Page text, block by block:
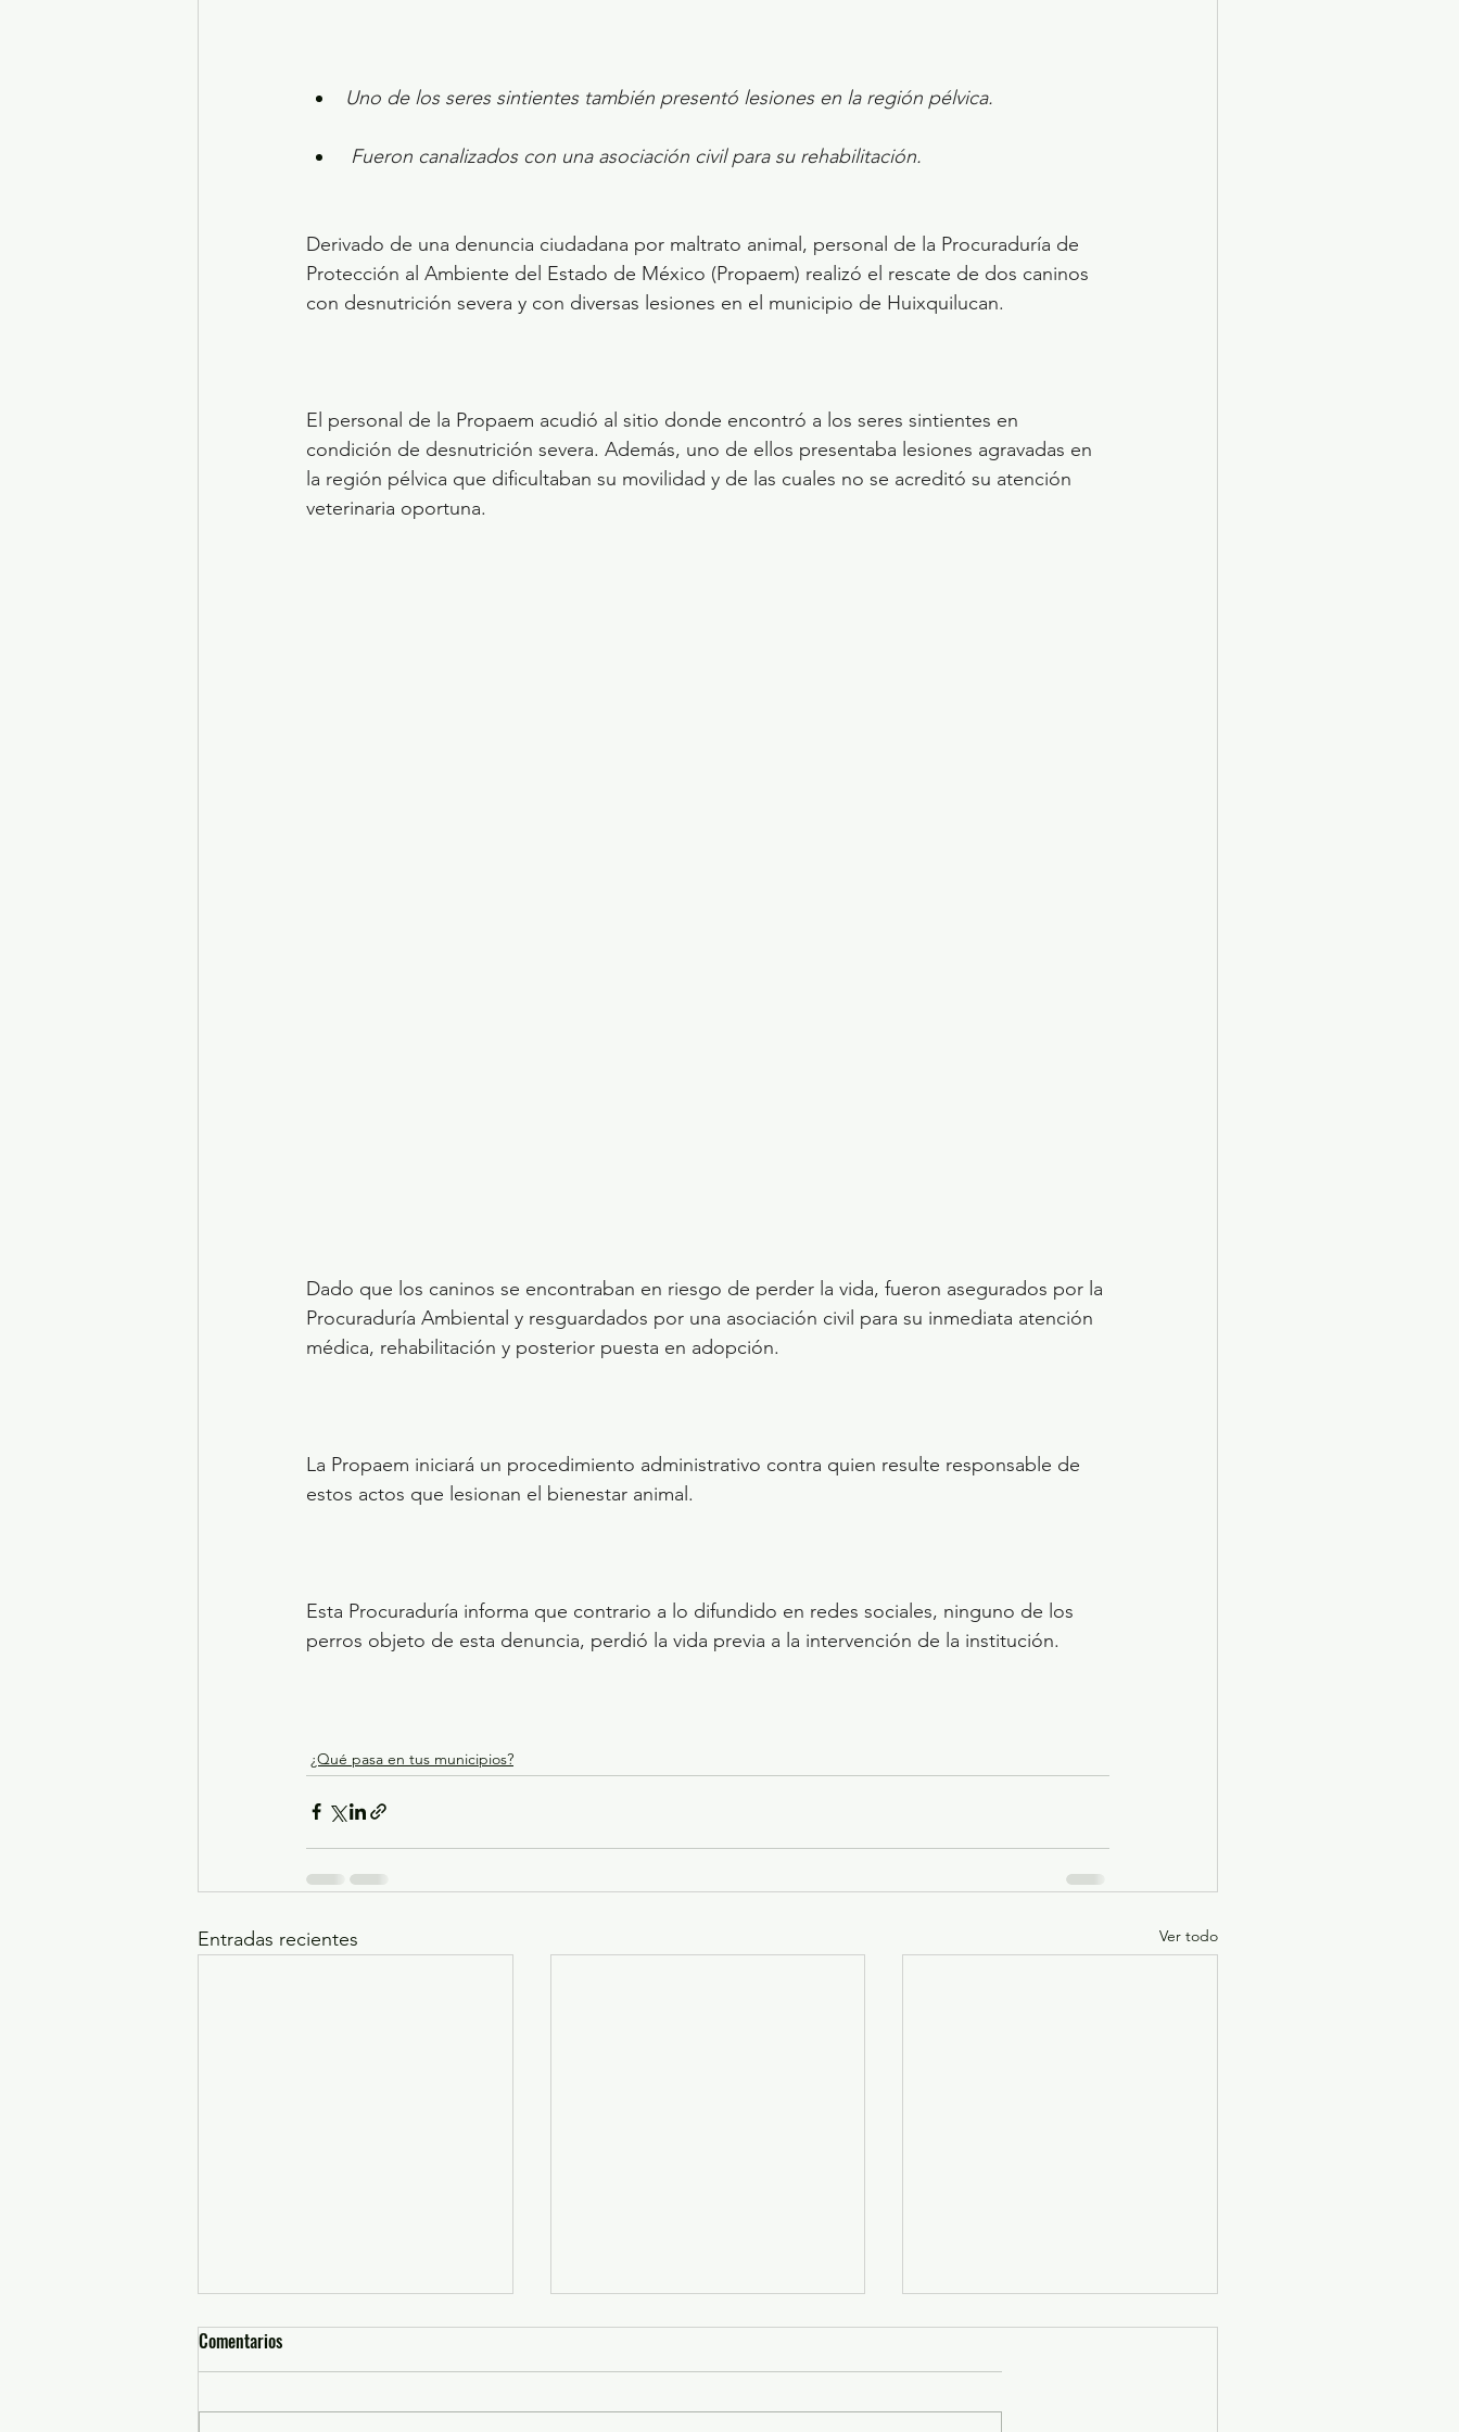
Uno de los seres sintientes también presentó lesiones en la región pélvica.
Fueron canalizados con una asociación civil para su rehabilitación.
Derivado de una denuncia ciudadana por maltrato animal, personal de la Procuraduría de
Protección al Ambiente del Estado de México (Propaem) realizó el rescate de dos caninos
con desnutrición severa y con diversas lesiones en el municipio de Huixquilucan.
El personal de la Propaem acudió al sitio donde encontró a los seres sintientes en
condición de desnutrición severa. Además, uno de ellos presentaba lesiones agravadas en
la región pélvica que dificultaban su movilidad y de las cuales no se acreditó su atención
veterinaria oportuna.
Dado que los caninos se encontraban en riesgo de perder la vida, fueron asegurados por la
Procuraduría Ambiental y resguardados por una asociación civil para su inmediata atención
médica, rehabilitación y posterior puesta en adopción.
La Propaem iniciará un procedimiento administrativo contra quien resulte responsable de
estos actos que lesionan el bienestar animal.
Esta Procuraduría informa que contrario a lo difundido en redes sociales, ninguno de los
perros objeto de esta denuncia, perdió la vida previa a la intervención de la institución.
¿Qué pasa en tus municipios?
Entradas recientes Ver todo
Comentarios